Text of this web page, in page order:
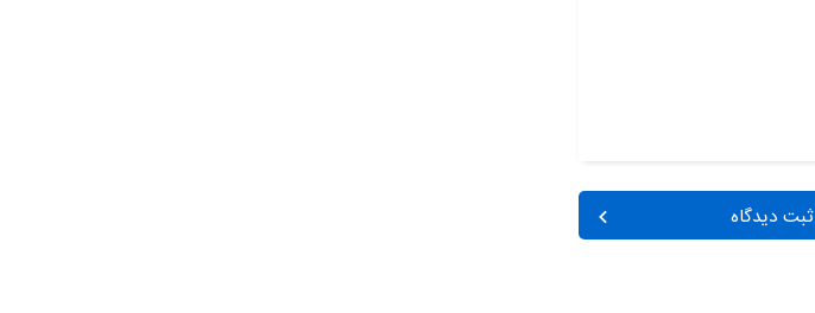
ثبت دیدگاه